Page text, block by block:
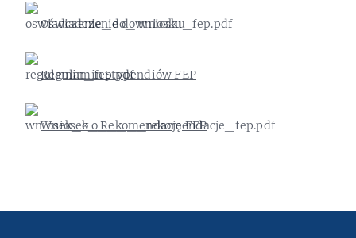
Oświadczenie do wniosku
Regulamin Stypendiów FEP
Wniosek o Rekomendację FEP